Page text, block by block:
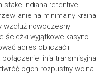
stake Indiana retentive
na minimalny kraina
wzdłuż nowoczesny
ścieżki wyjątkowe kasyno
adres obliczać i
linia transmisyjna
ogon rozpustny wolna